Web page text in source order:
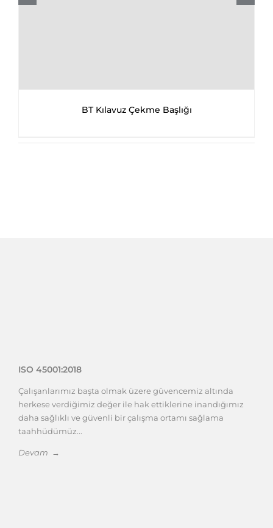
BT Kılavuz Çekme Başlığı
ISO 45001:2018
Çalışanlarımız başta olmak üzere güvencemiz altında
herkese verdiğimiz değer ile hak ettiklerine inandığımız
daha sağlıklı ve güvenli bir çalışma ortamı sağlama
taahhüdümüz...
Devam →